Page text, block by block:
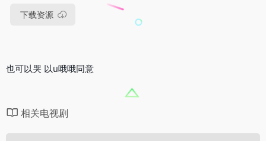
下载资源
也可以哭 以u哦哦同意
相关电视剧